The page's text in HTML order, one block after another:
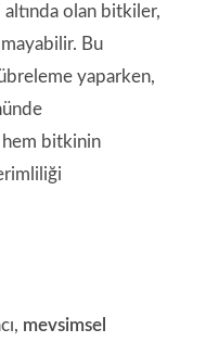
olan bitkiler,
Bu
yaparken,
hem bitkinin
mevsimsel